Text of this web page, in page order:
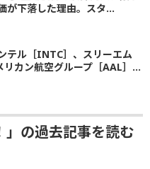
が下落した理由。スタ...
テル［INTC］、スリーエム
リカン航空グループ［AAL］...
」の過去記事を読む